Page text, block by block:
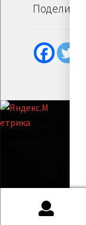
Поделиться